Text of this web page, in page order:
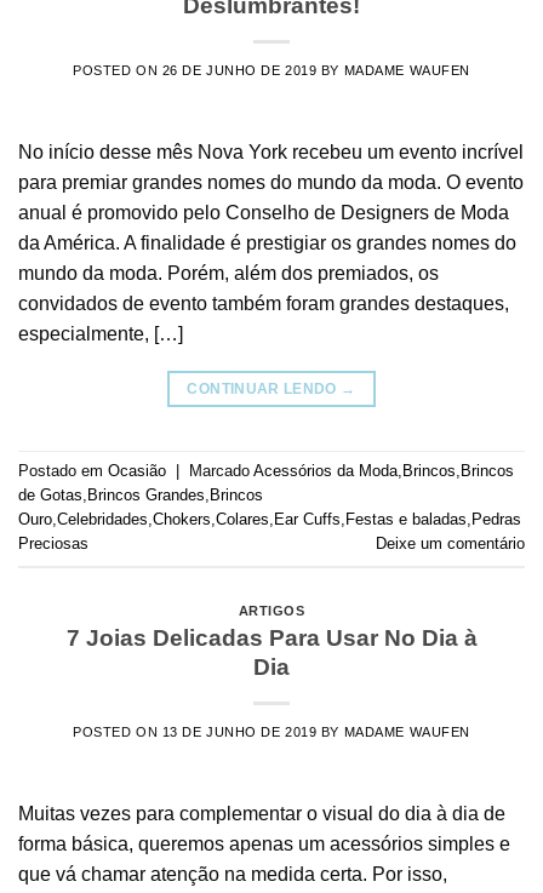
POSTED ON 26 DE JUNHO DE 2019 BY MADAME WAUFEN
No início desse mês Nova York recebeu um evento incrível
para premiar grandes nomes do mundo da moda. O evento
anual é promovido pelo Conselho de Designers de Moda
da América. A finalidade é prestigiar os grandes nomes do
mundo da moda. Porém, além dos premiados, os
convidados de evento também foram grandes destaques,
especialmente, […]
CONTINUAR LENDO →
Postado em Ocasião Marcado Acessórios da Moda Brincos Brincos
de Gotas Brincos Grandes Brincos
Ouro Celebridades Chokers Colares Ear Cuffs Festas e baladas Pedras
Preciosas
Deixe um comentário
ARTIGOS
7 Joias Delicadas Para Usar No Dia à
Dia
POSTED ON 13 DE JUNHO DE 2019 BY MADAME WAUFEN
Muitas vezes para complementar o visual do dia à dia de
forma básica, queremos apenas um acessórios simples e
que vá chamar atenção na medida certa. Por isso,